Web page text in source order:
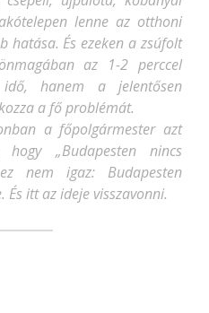
lenne az otthoni
hatása. És ezeken a zsúfolt
az 1-2 perccel
idő, hanem a jelentősen
a fő problémát.
a főpolgármester azt
„Budapesten nincs
nem igaz: Budapesten
itt az ideje visszavonni.